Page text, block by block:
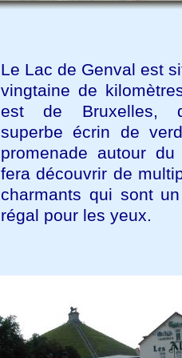
Le Lac de Genval est
vingtaine de
est de Bruxelles,
superbe écrin de
promenade autour
fera découvrir de
charmants qui sont
régal pour les yeux.